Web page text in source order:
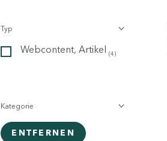
Typ
Webcontent, Artikel (4)
Kategorie
ENTFERNEN